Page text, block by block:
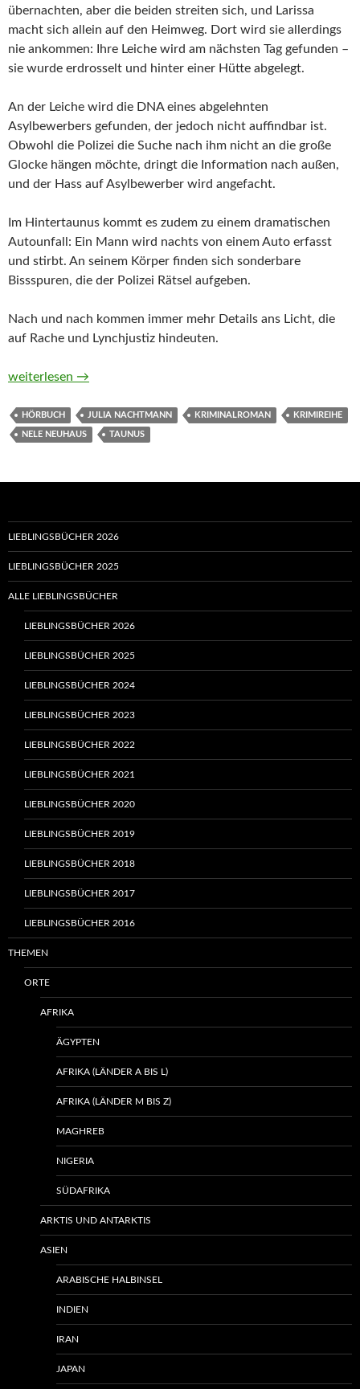
übernachten, aber die beiden streiten sich, und Larissa
macht sich allein auf den Heimweg. Dort wird sie allerdings
nie ankommen: Ihre Leiche wird am nächsten Tag gefunden –
sie wurde erdrosselt und hinter einer Hütte abgelegt.
An der Leiche wird die DNA eines abgelehnten
Asylbewerbers gefunden, der jedoch nicht auffindbar ist.
Obwohl die Polizei die Suche nach ihm nicht an die große
Glocke hängen möchte, dringt die Information nach außen,
und der Hass auf Asylbewerber wird angefacht.
Im Hintertaunus kommt es zudem zu einem dramatischen
Autounfall: Ein Mann wird nachts von einem Auto erfasst
und stirbt. An seinem Körper finden sich sonderbare
Bissspuren, die der Polizei Rätsel aufgeben.
Nach und nach kommen immer mehr Details ans Licht, die
auf Rache und Lynchjustiz hindeuten.
Monster von Nele Neuhaus (Hörbuch)
weiterlesen →
HÖRBUCH JULIA NACHTMANN KRIMINALROMAN KRIMIREIHE
NELE NEUHAUS TAUNUS
LIEBLINGSBÜCHER 2026
LIEBLINGSBÜCHER 2025
ALLE LIEBLINGSBÜCHER
LIEBLINGSBÜCHER 2026
LIEBLINGSBÜCHER 2025
LIEBLINGSBÜCHER 2024
LIEBLINGSBÜCHER 2023
LIEBLINGSBÜCHER 2022
LIEBLINGSBÜCHER 2021
LIEBLINGSBÜCHER 2020
LIEBLINGSBÜCHER 2019
LIEBLINGSBÜCHER 2018
LIEBLINGSBÜCHER 2017
LIEBLINGSBÜCHER 2016
THEMEN
ORTE
AFRIKA
ÄGYPTEN
AFRIKA (LÄNDER A BIS L)
AFRIKA (LÄNDER M BIS Z)
MAGHREB
NIGERIA
SÜDAFRIKA
ARKTIS UND ANTARKTIS
ASIEN
ARABISCHE HALBINSEL
INDIEN
IRAN
JAPAN